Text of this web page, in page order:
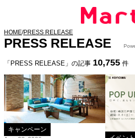
HOME/PRESS RELEASE
PRESS RELEASE
「PRESS RELEASE」の記事 10,755 件
キャンペーン